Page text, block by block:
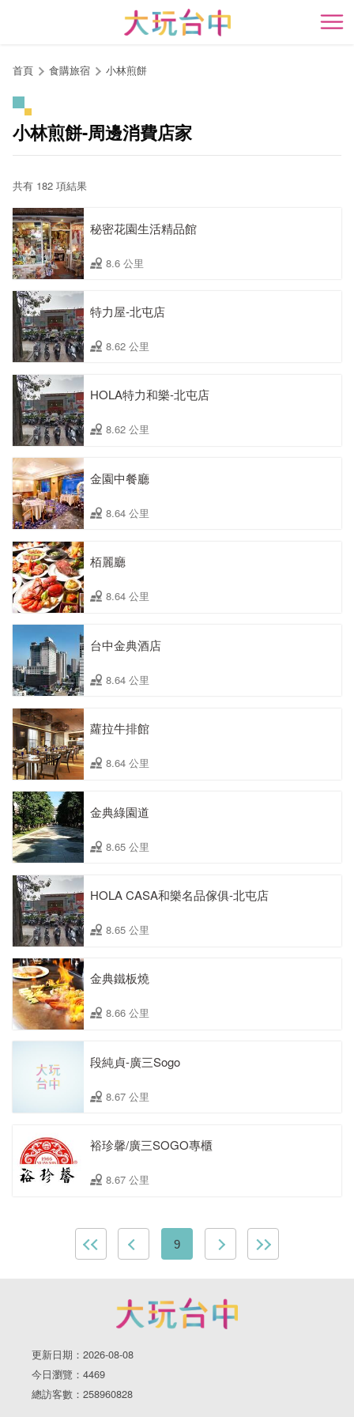
開
首頁 食購旅宿 小林煎餅
小林煎餅-周邊消費店家
共有 182 項結果
秘密花園生活精品館
8.6 公里
特力屋-北屯店
8.62 公里
HOLA特力和樂-北屯店
8.62 公里
金園中餐廳
8.64 公里
栢麗廳
8.64 公里
台中金典酒店
8.64 公里
蘿拉牛排館
8.64 公里
金典綠園道
8.65 公里
HOLA CASA和樂名品傢俱-北屯店
8.65 公里
金典鐵板燒
8.66 公里
段純貞-廣三Sogo
8.67 公里
裕珍馨/廣三SOGO專櫃
8.67 公里
9
更新日期：2026-08-08
今日瀏覽：4469
總訪客數：258960828